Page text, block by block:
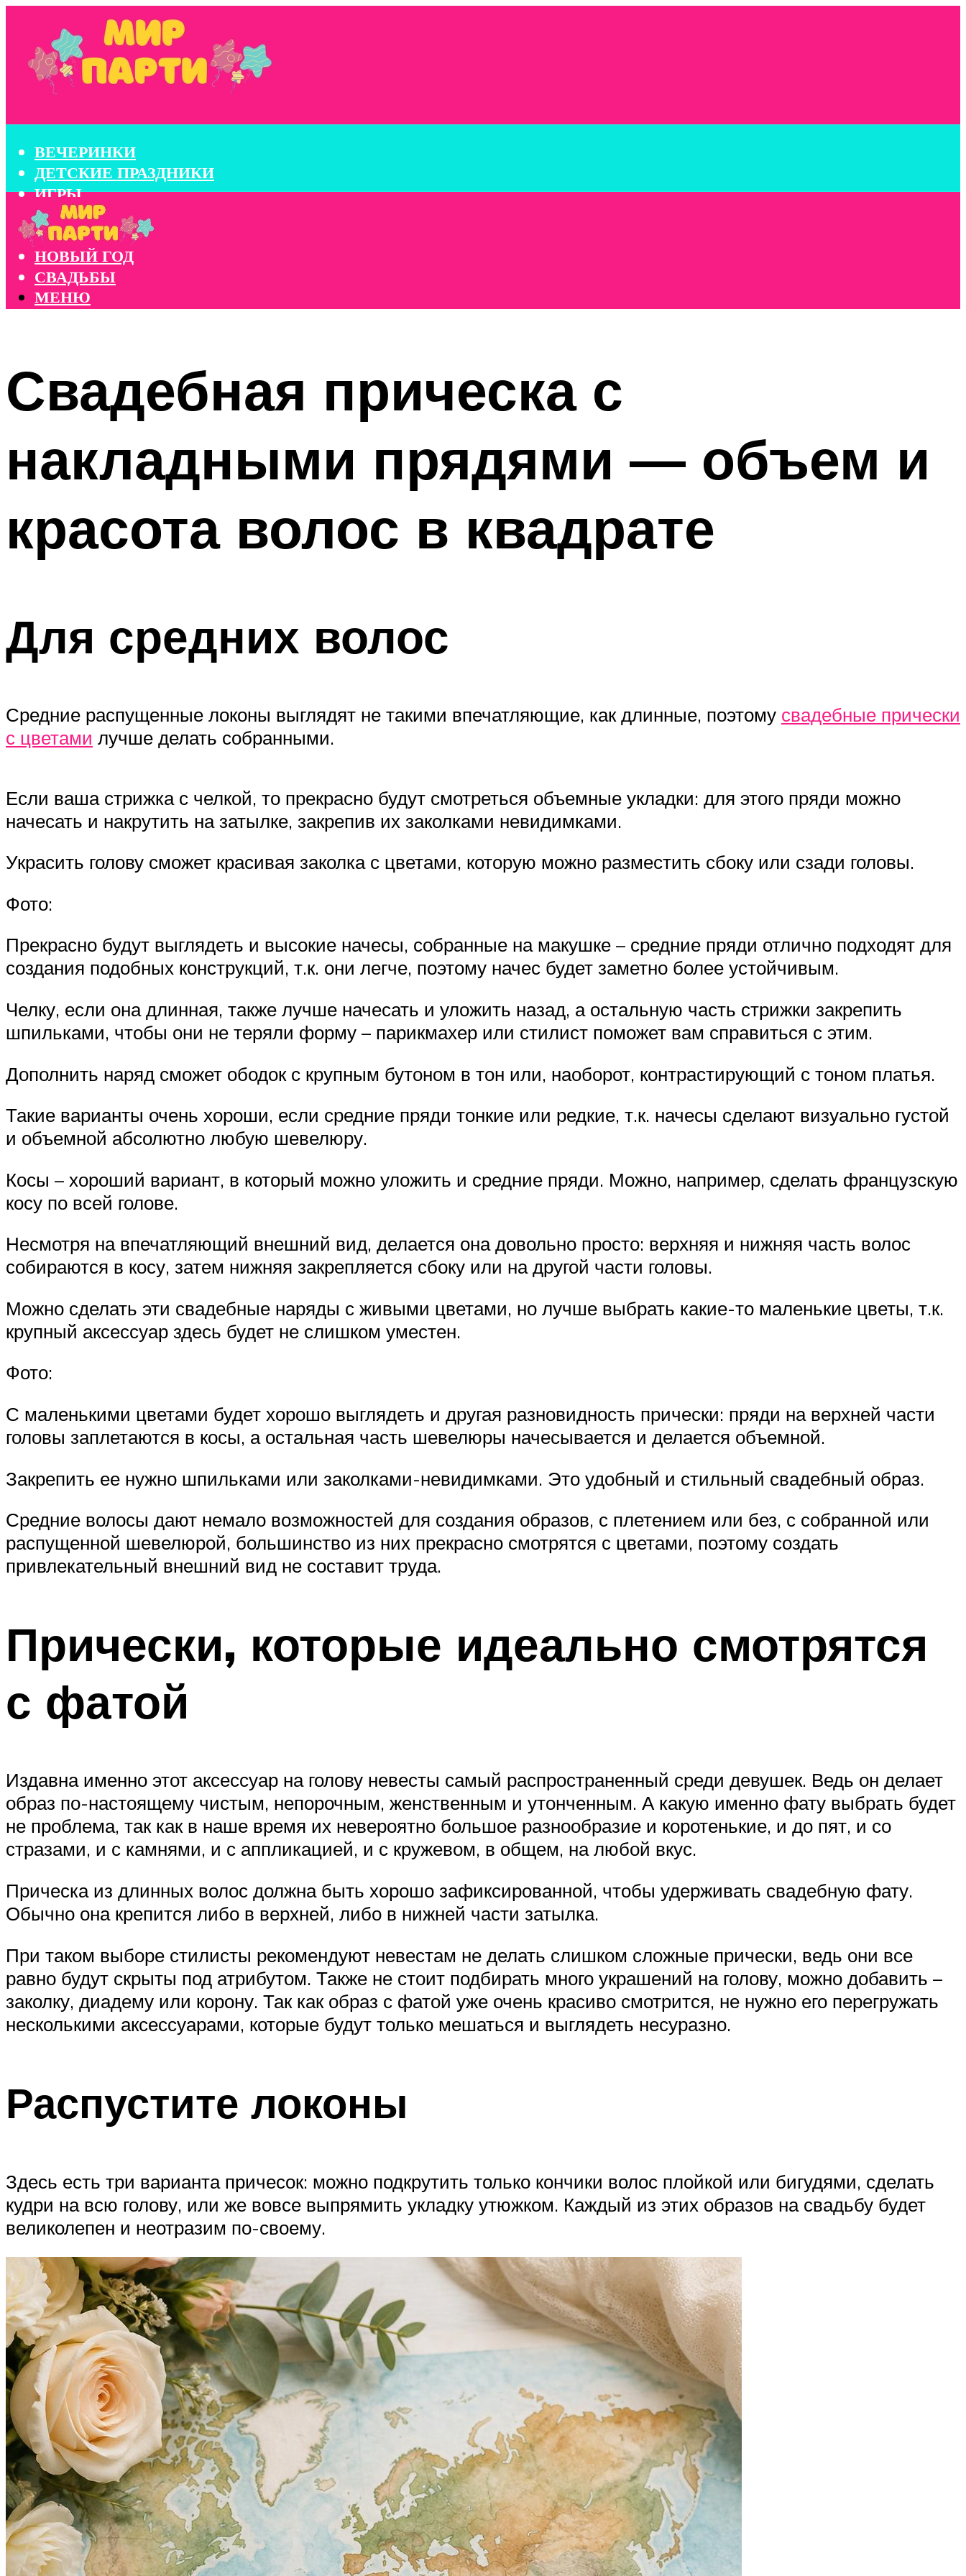
ВЕЧЕРИНКИ
ДЕТСКИЕ ПРАЗДНИКИ
ИГРЫ
КОНКУРСЫ
КОРПОРАТИВЫ
НОВЫЙ ГОД
СВАДЬБЫ
МЕНЮ
Свадебная прическа с
накладными прядями — объем и
красота волос в квадрате
Для средних волос
Средние распущенные локоны выглядят не такими впечатляющие, как длинные, поэтому свадебные прически
с цветами лучше делать собранными.
Если ваша стрижка с челкой, то прекрасно будут смотреться объемные укладки: для этого пряди можно
начесать и накрутить на затылке, закрепив их заколками невидимками.
Украсить голову сможет красивая заколка с цветами, которую можно разместить сбоку или сзади головы.
Фото:
Прекрасно будут выглядеть и высокие начесы, собранные на макушке – средние пряди отлично подходят для
создания подобных конструкций, т.к. они легче, поэтому начес будет заметно более устойчивым.
Челку, если она длинная, также лучше начесать и уложить назад, а остальную часть стрижки закрепить
шпильками, чтобы они не теряли форму – парикмахер или стилист поможет вам справиться с этим.
Дополнить наряд сможет ободок с крупным бутоном в тон или, наоборот, контрастирующий с тоном платья.
Такие варианты очень хороши, если средние пряди тонкие или редкие, т.к. начесы сделают визуально густой
и объемной абсолютно любую шевелюру.
Косы – хороший вариант, в который можно уложить и средние пряди. Можно, например, сделать французскую
косу по всей голове.
Несмотря на впечатляющий внешний вид, делается она довольно просто: верхняя и нижняя часть волос
собираются в косу, затем нижняя закрепляется сбоку или на другой части головы.
Можно сделать эти свадебные наряды с живыми цветами, но лучше выбрать какие-то маленькие цветы, т.к.
крупный аксессуар здесь будет не слишком уместен.
Фото:
С маленькими цветами будет хорошо выглядеть и другая разновидность прически: пряди на верхней части
головы заплетаются в косы, а остальная часть шевелюры начесывается и делается объемной.
Закрепить ее нужно шпильками или заколками-невидимками. Это удобный и стильный свадебный образ.
Средние волосы дают немало возможностей для создания образов, с плетением или без, с собранной или
распущенной шевелюрой, большинство из них прекрасно смотрятся с цветами, поэтому создать
привлекательный внешний вид не составит труда.
Прически, которые идеально смотрятся
с фатой
Издавна именно этот аксессуар на голову невесты самый распространенный среди девушек. Ведь он делает
образ по-настоящему чистым, непорочным, женственным и утонченным. А какую именно фату выбрать будет
не проблема, так как в наше время их невероятно большое разнообразие и коротенькие, и до пят, и со
стразами, и с камнями, и с аппликацией, и с кружевом, в общем, на любой вкус.
Прическа из длинных волос должна быть хорошо зафиксированной, чтобы удерживать свадебную фату.
Обычно она крепится либо в верхней, либо в нижней части затылка.
При таком выборе стилисты рекомендуют невестам не делать слишком сложные прически, ведь они все
равно будут скрыты под атрибутом. Также не стоит подбирать много украшений на голову, можно добавить –
заколку, диадему или корону. Так как образ с фатой уже очень красиво смотрится, не нужно его перегружать
несколькими аксессуарами, которые будут только мешаться и выглядеть несуразно.
Распустите локоны
Здесь есть три варианта причесок: можно подкрутить только кончики волос плойкой или бигудями, сделать
кудри на всю голову, или же вовсе выпрямить укладку утюжком. Каждый из этих образов на свадьбу будет
великолепен и неотразим по-своему.